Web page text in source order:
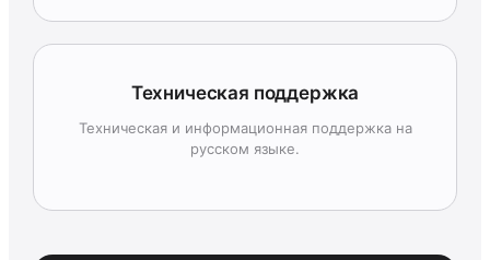
Техническая поддержка
Техническая и информационная поддержка на
русском языке.